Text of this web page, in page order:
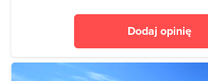
Dodaj opinię